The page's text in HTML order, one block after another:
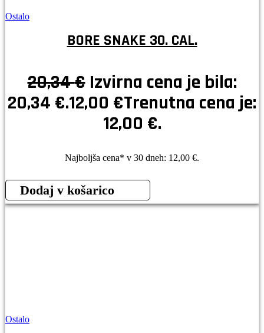
Ostalo
BORE SNAKE 30. CAL.
20,34€ Izvirna cena je bila:
20,34 €.12,00 €Trenutna cena je:
12,00 €.
Najboljša cena* v 30 dneh: 12,00 €.
Dodaj v košarico
Ostalo